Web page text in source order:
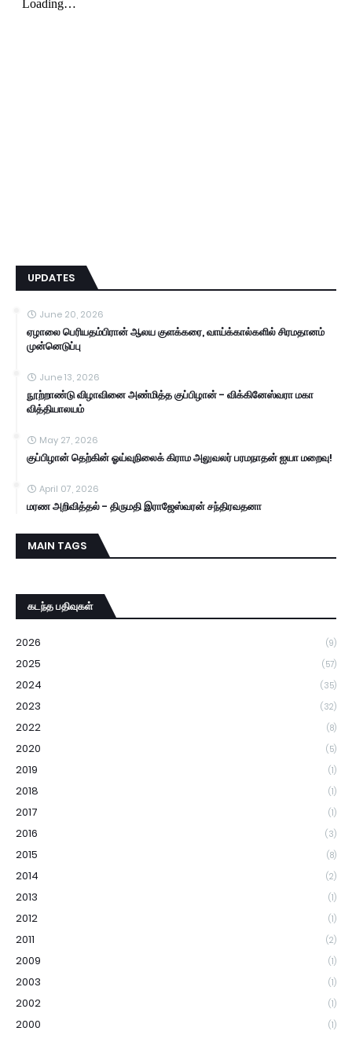
UPDATES
June 20, 2026
ஏழாலை பெரியதம்பிரான் ஆலய குளக்கரை, வாய்க்கால்களில் சிரமதானம்
முன்னெடுப்பு
June 13, 2026
நூற்றாண்டு விழாவினை அண்மித்த குப்பிழான் - விக்கினேஸ்வரா மகா
வித்தியாலயம்
May 27, 2026
குப்பிழான் தெற்கின் ஓய்வுநிலைக் கிராம அலுவலர் பரமநாதன் ஐயா மறைவு!
April 07, 2026
மரண அறிவித்தல் - திருமதி இராஜேஸ்வரன் சந்திரவதனா
MAIN TAGS
கடந்த பதிவுகள்
2026 (9)
2025 (57)
2024 (35)
2023 (32)
2022 (8)
2020 (5)
2019 (1)
2018 (1)
2017 (1)
2016 (3)
2015 (8)
2014 (2)
2013 (1)
2012 (1)
2011 (2)
2009 (1)
2003 (1)
2002 (1)
2000 (1)